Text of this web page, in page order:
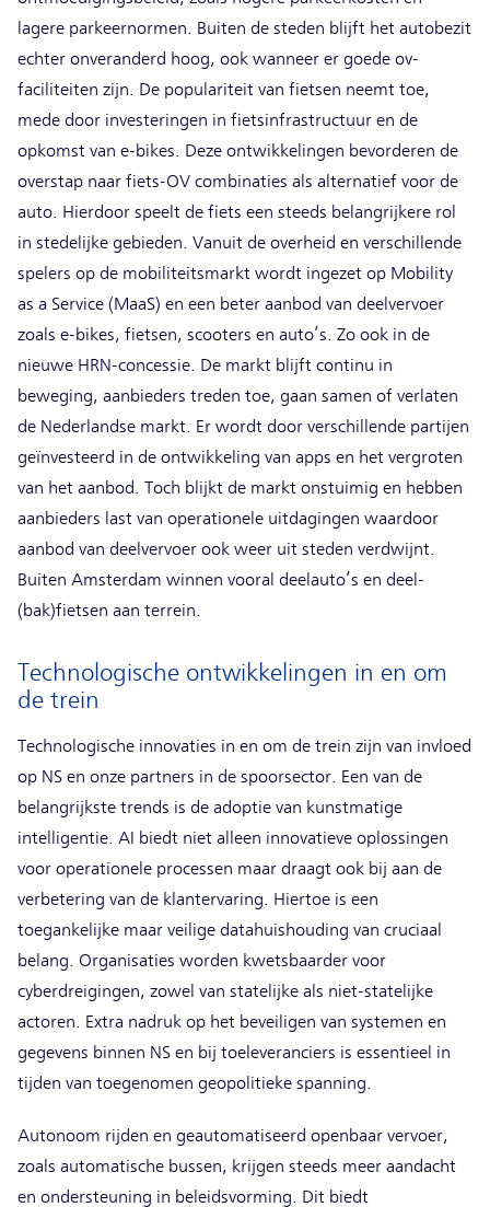
lagere parkeernormen. Buiten de steden blijft het autobezit
echter onveranderd hoog, ook wanneer er goede ov-
faciliteiten zijn. De populariteit van fietsen neemt toe,
mede door investeringen in fietsinfrastructuur en de
opkomst van e-bikes. Deze ontwikkelingen bevorderen de
overstap naar fiets-OV combinaties als alternatief voor de
auto. Hierdoor speelt de fiets een steeds belangrijkere rol
in stedelijke gebieden. Vanuit de overheid en verschillende
spelers op de mobiliteitsmarkt wordt ingezet op Mobility
as a Service (MaaS) en een beter aanbod van deelvervoer
zoals e-bikes, fietsen, scooters en auto’s. Zo ook in de
nieuwe HRN-concessie. De markt blijft continu in
beweging, aanbieders treden toe, gaan samen of verlaten
de Nederlandse markt. Er wordt door verschillende partijen
geïnvesteerd in de ontwikkeling van apps en het vergroten
van het aanbod. Toch blijkt de markt onstuimig en hebben
aanbieders last van operationele uitdagingen waardoor
aanbod van deelvervoer ook weer uit steden verdwijnt.
Buiten Amsterdam winnen vooral deelauto’s en deel-
(bak)fietsen aan terrein.
Technologische ontwikkelingen in en om
de trein
Technologische innovaties in en om de trein zijn van invloed
op NS en onze partners in de spoorsector. Een van de
belangrijkste trends is de adoptie van kunstmatige
intelligentie. AI biedt niet alleen innovatieve oplossingen
voor operationele processen maar draagt ook bij aan de
verbetering van de klantervaring. Hiertoe is een
toegankelijke maar veilige datahuishouding van cruciaal
belang. Organisaties worden kwetsbaarder voor
cyberdreigingen, zowel van statelijke als niet-statelijke
actoren. Extra nadruk op het beveiligen van systemen en
gegevens binnen NS en bij toeleveranciers is essentieel in
tijden van toegenomen geopolitieke spanning.
Autonoom rijden en geautomatiseerd openbaar vervoer,
zoals automatische bussen, krijgen steeds meer aandacht
en ondersteuning in beleidsvorming. Dit biedt